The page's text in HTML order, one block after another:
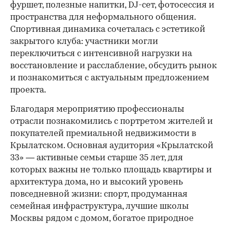
фуршет, полезные напитки, DJ-сет, фотосессия и
пространства для неформального общения.
Спортивная динамика сочеталась с эстетикой
закрытого клуба: участники могли
переключиться с интенсивной нагрузки на
восстановление и расслабление, обсудить рынок
и познакомиться с актуальным предложением
проекта.
Благодаря мероприятию профессионалы
отрасли познакомились с портретом жителей и
покупателей премиальной недвижимости в
Крылатском. Основная аудитория «Крылатской
33» — активные семьи старше 35 лет, для
которых важны не только площадь квартиры и
архитектура дома, но и высокий уровень
повседневной жизни: спорт, продуманная
семейная инфраструктура, лучшие школы
Москвы рядом с домом, богатое природное